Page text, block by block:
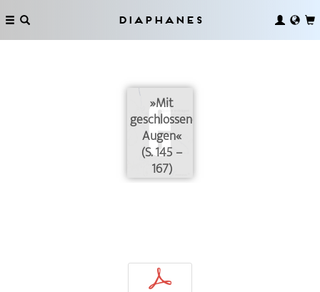
Diaphanes
»Mit
geschlossenen
Augen«
(S. 145 –
167)
p